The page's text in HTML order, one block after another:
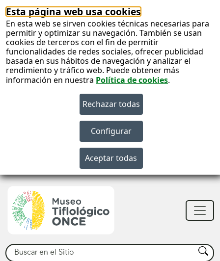
Esta página web usa cookies
En esta web se sirven cookies técnicas necesarias para
permitir y optimizar su navegación. También se usan
cookies de terceros con el fin de permitir
funcionalidades de redes sociales, ofrecer publicidad
basada en sus hábitos de navegación y analizar el
rendimiento y tráfico web. Puede obtener más
información en nuestra Política de cookies.
Buscar Buscar